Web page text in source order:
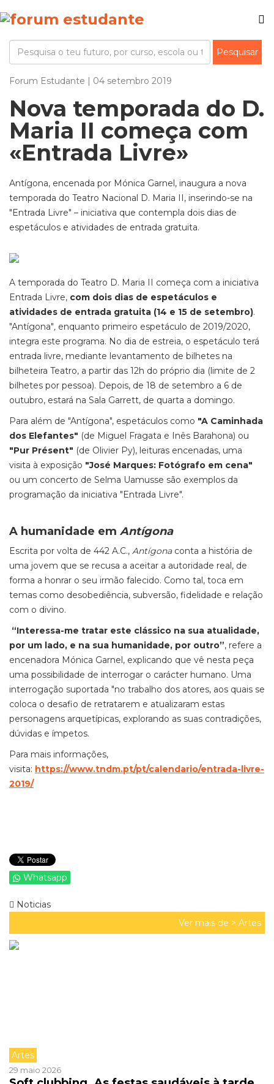
Forum Estudante | 04 setembro 2019
Nova temporada do D.
Maria II começa com
«Entrada Livre»
Antígona, encenada por Mónica Garnel, inaugura a nova
temporada do Teatro Nacional D. Maria II, inserindo-se na
"Entrada Livre" – iniciativa que contempla dois dias de
espetáculos e atividades de entrada gratuita.
A temporada do Teatro D. Maria II começa com a iniciativa
Entrada Livre, com dois dias de espetáculos e
atividades de entrada gratuita (14 e 15 de setembro).
"Antígona", enquanto primeiro espetáculo de 2019/2020,
integra este programa. No dia de estreia, o espetáculo terá
entrada livre, mediante levantamento de bilhetes na
bilheteira Teatro, a partir das 12h do próprio dia (limite de 2
bilhetes por pessoa). Depois, de 18 de setembro a 6 de
outubro, estará na Sala Garrett, de quarta a domingo.
Para além de "Antígona", espetáculos como "A Caminhada
dos Elefantes" (de Miguel Fragata e Inês Barahona) ou
"Pur Présent" (de Olivier Py), leituras encenadas, uma
visita à exposição "José Marques: Fotógrafo em cena"
ou um concerto de Selma Uamusse são exemplos da
programação da iniciativa "Entrada Livre".
A humanidade em Antígona
Escrita por volta de 442 A.C., Antígona conta a história de
uma jovem que se recusa a aceitar a autoridade real, de
forma a honrar o seu irmão falecido. Como tal, toca em
temas como desobediência, subversão, fidelidade e relação
com o divino.
“Interessa-me tratar este clássico na sua atualidade,
por um lado, e na sua humanidade, por outro”, refere a
encenadora Mónica Garnel, explicando que vê nesta peça
uma possibilidade de interrogar o carácter humano. Uma
interrogação suportada "no trabalho dos atores, aos quais se
coloca o desafio de retratarem e atualizaram estas
personagens arquetípicas, explorando as suas contradições,
dúvidas e ímpetos.
Para mais informações,
visita: https://www.tndm.pt/pt/calendario/entrada-livre-
2019/
Whatsapp
Noticias
Ver mais de > Artes
Artes
29 maio 2026